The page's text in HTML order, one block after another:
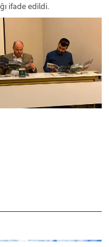
ifade edildi.